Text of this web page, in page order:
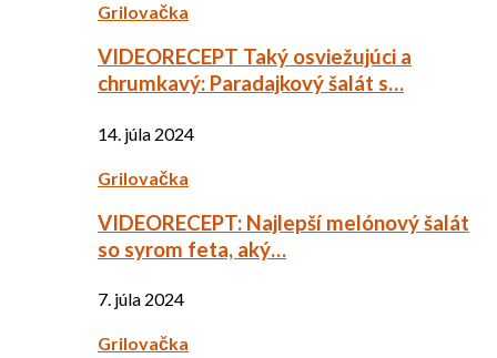
Grilovačka
VIDEORECEPT Taký osviežujúci a
chrumkavý: Paradajkový šalát s…
14. júla 2024
Grilovačka
VIDEORECEPT: Najlepší melónový šalát
so syrom feta, aký…
7. júla 2024
Grilovačka